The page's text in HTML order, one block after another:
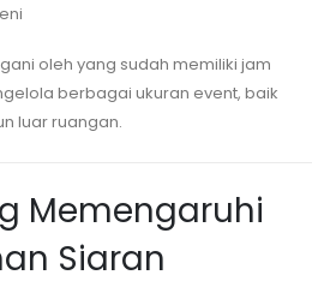
oleh yang sudah memiliki jam
berbagai ukuran event, baik
luar ruangan.
Memengaruhi
Siaran